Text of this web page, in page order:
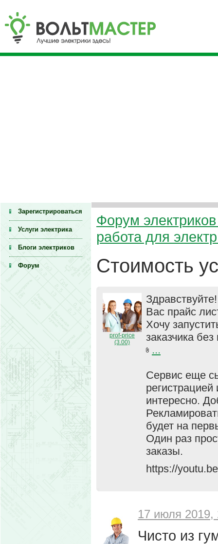
Зарегистрироваться
Услуги электрика
Блоги электриков
Форум
Форум электриков
работа для
Стоимость
prof-price
(3.00)
Вас прайс
Хочу
заказчика
...
Сервис еще
интересно.
будет на
Один раз
заказы.
https://
17 июля 2019,
Чисто из